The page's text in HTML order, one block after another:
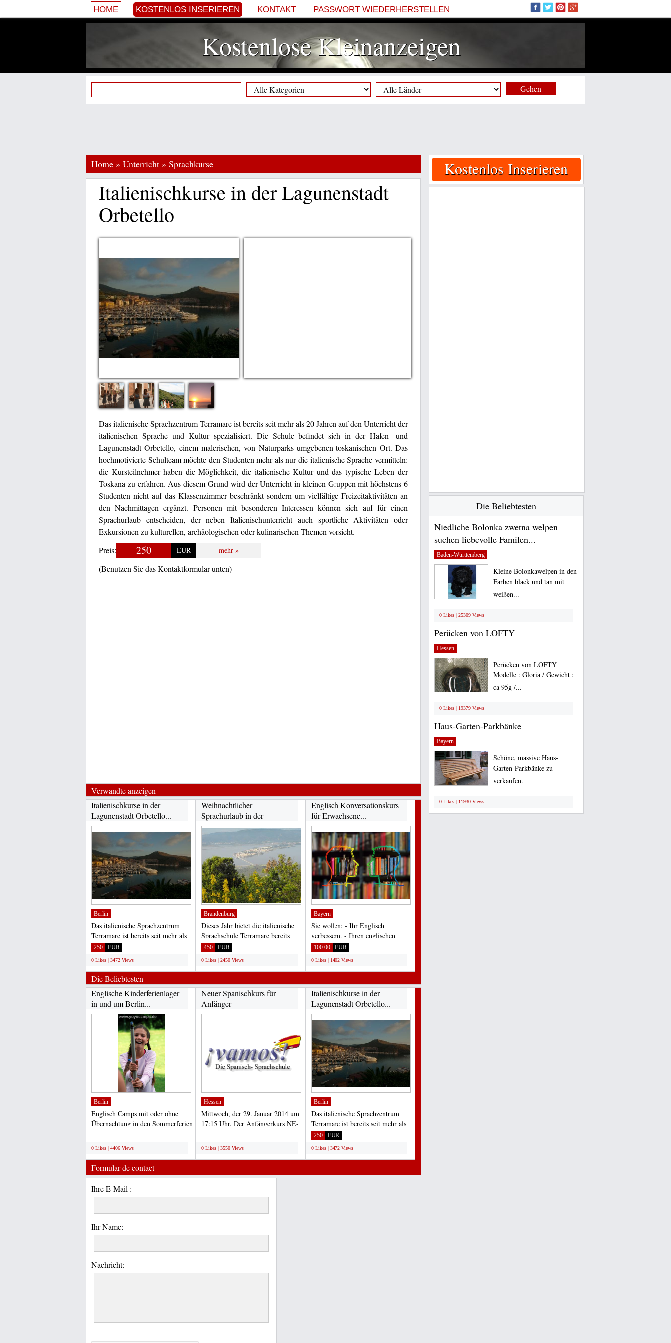
HOME KOSTENLOS INSERIEREN KONTAKT PASSWORT WIEDERHERSTELLEN
Kostenlose Kleinanzeigen
Gehen
Home » Unterricht » Sprachkurse
Italienischkurse in der Lagunenstadt
Orbetello
Das italienische Sprachzentrum Terramare ist bereits seit mehr als 20 Jahren auf den Unterricht der
italienischen Sprache und Kultur spezialisiert. Die Schule befindet sich in der Hafen- und
Lagunenstadt Orbetello, einem malerischen, von Naturparks umgebenen toskanischen Ort. Das
hochmotivierte Schulteam möchte den Studenten mehr als nur die italienische Sprache vermitteln:
die Kursteilnehmer haben die Möglichkeit, die italienische Kultur und das typische Leben der
Toskana zu erfahren. Aus diesem Grund wird der Unterricht in kleinen Gruppen mit höchstens 6
Studenten nicht auf das Klassenzimmer beschränkt sondern um vielfältige Freizeitaktivitäten an
den Nachmittagen ergänzt. Personen mit besonderen Interessen können sich auf für einen
Sprachurlaub entscheiden, der neben Italienischunterricht auch sportliche Aktivitäten oder
Exkursionen zu kulturellen, archäologischen oder kulinarischen Themen vorsieht.
Preis:
250 EUR mehr »
(Benutzen Sie das Kontaktformular unten)
Verwandte anzeigen
Italienischkurse in der
Lagunenstadt Orbetello...
Berlin
Das italienische Sprachzentrum
Terramare ist bereits seit mehr als
20 Jahren auf...
250 EUR
0 Likes | 3472 Views
Weihnachtlicher
Sprachurlaub in der
Toskana...
Brandenburg
Dieses Jahr bietet die italienische
Sprachschule Terramare bereits
zum wiederholten...
450 EUR
0 Likes | 2450 Views
Englisch Konversationskurs
für Erwachsene...
Bayern
Sie wollen: - Ihr Englisch
verbessern, - Ihren englischen
Wortschatz erweitern, -...
100.00 EUR
0 Likes | 1402 Views
Die Beliebtesten
Englische Kinderferienlager
in und um Berlin...
Berlin
Englisch Camps mit oder ohne
Übernachtung in den Sommerferien
0 Likes | 4406 Views
Neuer Spanischkurs für
Anfänger
Hessen
Mittwoch, der 29. Januar 2014 um
17:15 Uhr. Der Anfängerkurs NE-
0 Likes | 3550 Views
Italienischkurse in der
Lagunenstadt Orbetello...
Berlin
Das italienische Sprachzentrum
Terramare ist bereits seit mehr als
20 Jahren auf...
250 EUR
0 Likes | 3472 Views
Formular de contact
Ihre E-Mail :
Ihr Name:
Nachricht:
Kostenlos Inserieren
Die Beliebtesten
Niedliche Bolonka zwetna welpen
suchen liebevolle Familen...
Baden-Württemberg
Kleine Bolonkawelpen in den
Farben black und tan mit
weißen...
0 Likes | 25309 Views
Perücken von LOFTY
Hessen
Perücken von LOFTY
Modelle : Gloria / Gewicht :
ca 95g /...
0 Likes | 19379 Views
Haus-Garten-Parkbänke
Bayern
Schöne, massive Haus-
Garten-Parkbänke zu
verkaufen.
0 Likes | 11930 Views